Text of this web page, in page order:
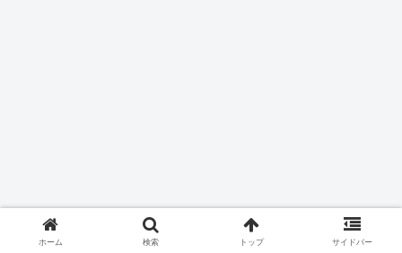
ホーム 検索 トップ サイドバー